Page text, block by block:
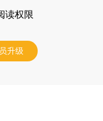
读权限
升级